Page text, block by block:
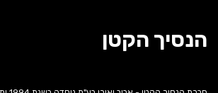
הנסיך הקטן